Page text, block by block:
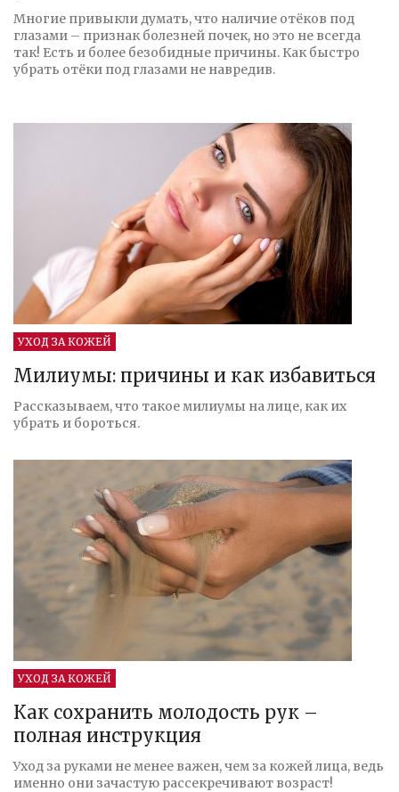
Многие привыкли думать, что наличие отёков под
глазами – признак болезней почек, но это не всегда
так! Есть и более безобидные причины. Как быстро
убрать отёки под глазами не навредив.
УХОД ЗА КОЖЕЙ
Милиумы: причины и как избавиться
Рассказываем, что такое милиумы на лице, как их
убрать и бороться.
УХОД ЗА КОЖЕЙ
Как сохранить молодость рук –
полная инструкция
Уход за руками не менее важен, чем за кожей лица, ведь
именно они зачастую рассекречивают возраст!